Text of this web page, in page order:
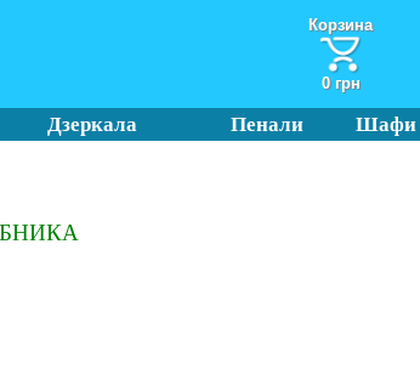
Корзина
0 грн
Дзеркала Пенали Шафи